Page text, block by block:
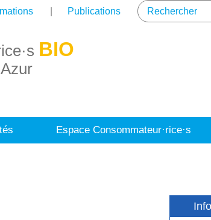
Publications
BIO
Espace Consommateur·rice·s